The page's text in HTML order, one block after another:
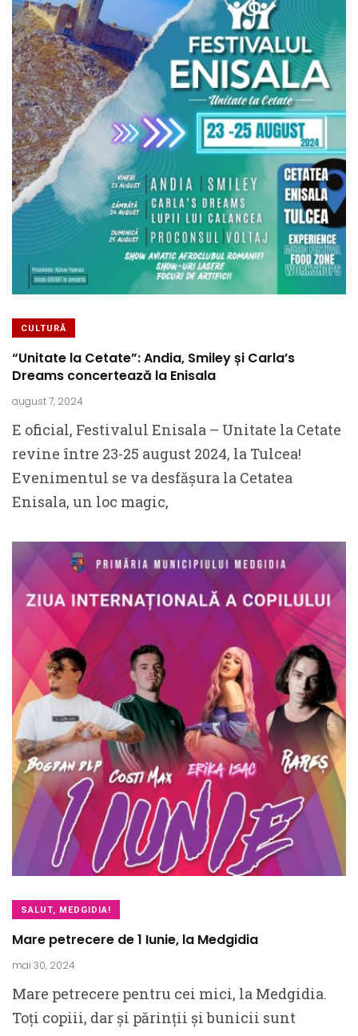
CULTURĂ
“Unitate la Cetate”: Andia, Smiley și Carla’s
Dreams concertează la Enisala
august 7, 2024
E oficial, Festivalul Enisala – Unitate la Cetate
revine între 23-25 august 2024, la Tulcea!
Evenimentul se va desfășura la Cetatea
Enisala, un loc magic,
SALUT, MEDGIDIA!
Mare petrecere de 1 Iunie, la Medgidia
mai 30, 2024
Mare petrecere pentru cei mici, la Medgidia.
Toți copiii, dar și părinții și bunicii sunt